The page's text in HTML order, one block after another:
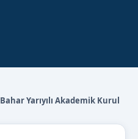
Yarıyılı Akademik Kurul